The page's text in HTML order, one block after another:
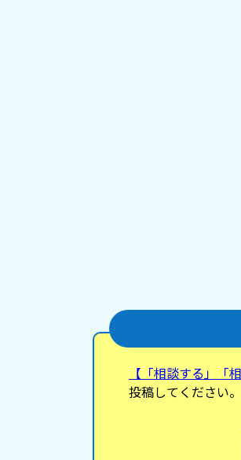
【「相談する」「
投稿してください。